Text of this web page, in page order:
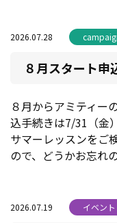
2026.07.28
８月スタート申
８月からアミティー
込手続きは7/31（金
サマーレッスンをご
ので、どうかお忘れ
2026.07.19 イベント